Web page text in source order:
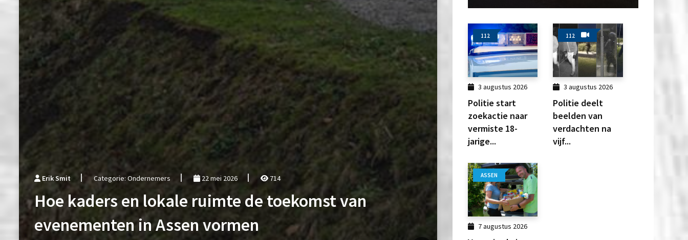
Erik Smit Categorie: Ondernemers 22 mei 2026 714
Hoe kaders en lokale ruimte de toekomst van
evenementen in Assen vormen
112
3 augustus 2026
Politie start
zoekactie naar
vermiste 18-
jarige...
112
3 augustus 2026
Politie deelt
beelden van
verdachten na
vijf...
ASSEN
7 augustus 2026